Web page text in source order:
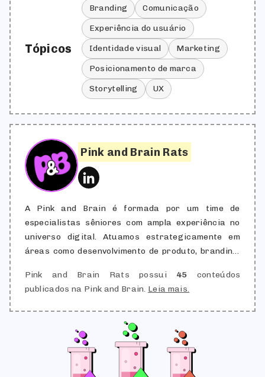
Tópicos
Branding
Comunicação
Experiência do usuário
Identidade visual
Marketing
Posicionamento de marca
Storytelling
UX
Pink and Brain Rats
A Pink and Brain é formada por um time de
especialistas sêniores com ampla experiência no
universo digital. Atuamos estrategicamente em
áreas como desenvolvimento de produto, branding,
automação e marketing de conteúdo, combinando
criatividade com performance. Nossa redação é
traduzem conhecimento técnico em linguagem
acessível, sempre alinhados às melhores práticas
de SEO, UX writing e comunicação de marca.
Pink and Brain Rats possui 45 conteúdos
publicados na Pink and Brain. Leia mais.